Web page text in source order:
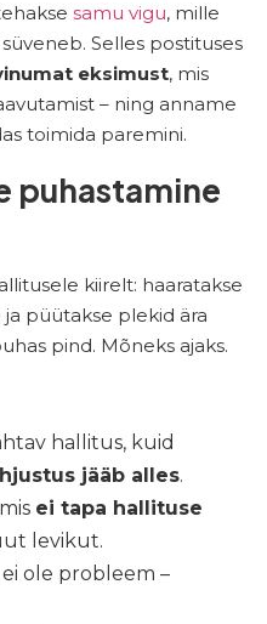
samu vigu, mille
Selles postituses
eksimust, mis
– ning anname
toimida paremini.
puhastamine
kiirelt: haaratakse
püütakse plekid ära
pind. Mõneks ajaks.
hallitus, kuid
jääb alles.
ei tapa hallituse
levikut.
ole probleem –